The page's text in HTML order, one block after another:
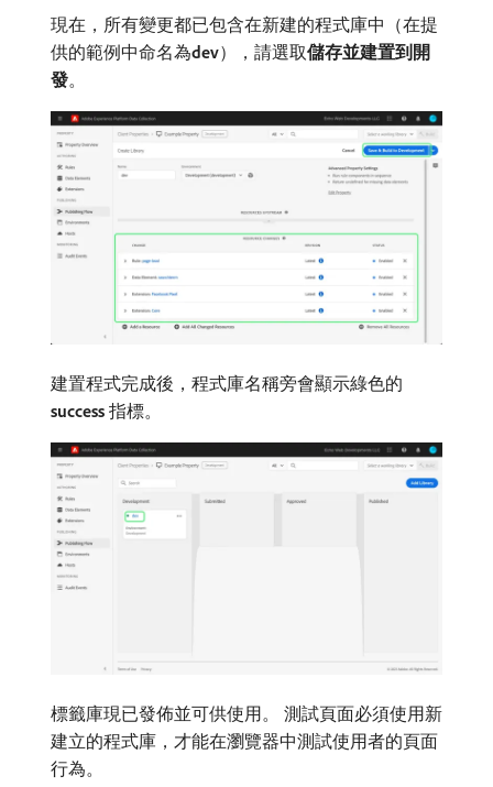
現在，所有變更都已包含在新建的程式庫中（在提
供的範例中命名為​dev），請選取​儲存並建置到開
發。
建置程式完成後，程式庫名稱旁會顯示綠色的​
success ​指標。
標籤庫現已發佈並可供使用。 測試頁面必須使用新
建立的程式庫，才能在瀏覽器中測試使用者的頁面
行為。